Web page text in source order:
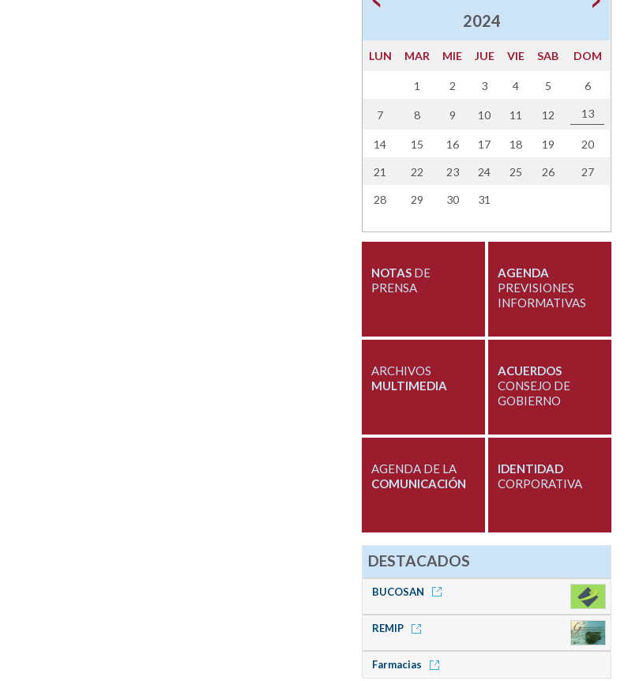
2024
LUN MAR MIE JUE VIE SAB DOM
1 2 3 4 5 6
7 8 9 10 11 12 13
14 15 16 17 18 19 20
21 22 23 24 25 26 27
28 29 30 31
NOTASDE
PRENSA
AGENDA
PREVISIONES
INFORMATIVAS
ARCHIVOS
MULTIMEDIA
ACUERDOS
CONSEJO DE
GOBIERNO
AGENDA DE LA
COMUNICACIÓN
IDENTIDAD
CORPORATIVA
DESTACADOS
BUCOSAN
REMIP
Farmacias